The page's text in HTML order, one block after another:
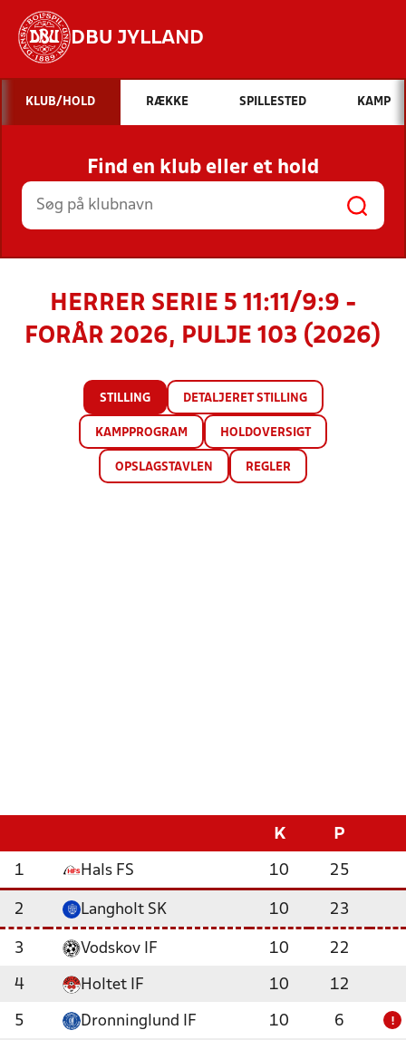
DBU JYLLAND
Hvad vil du søge efter?
INDHOLD OG NYHEDER
STILLINGER, RESULTATER, KLUBBER OG
HOLD
KLUB/HOLD RÆKKE SPILLESTED KAMP
Find en klub eller et hold
HERRER SERIE 5 11:11/9:9 -
FORÅR 2026, PULJE 103 (2026)
STILLING DETALJERET STILLING
KAMPPROGRAM HOLDOVERSIGT
OPSLAGSTAVLEN REGLER
K P
1 Hals FS 10 25
2 Langholt SK 10 23
3 Vodskov IF 10 22
4 Holtet IF 10 12
5 Dronninglund IF 10 6 !